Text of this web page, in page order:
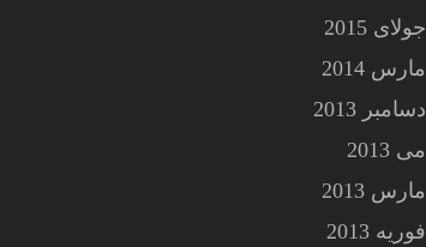
جولای 2015
مارس 2014
دسامبر 2013
می 2013
مارس 2013
فوریه 2013